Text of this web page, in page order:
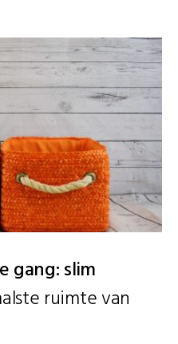
gang: slim
ruimte van